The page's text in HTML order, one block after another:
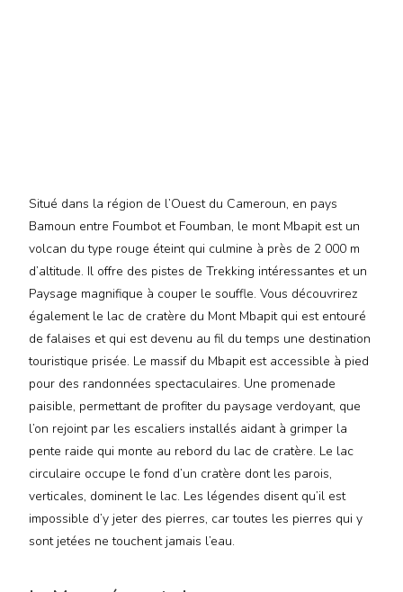
Situé dans la région de l’Ouest du Cameroun, en pays
Bamoun entre Foumbot et Foumban, le mont Mbapit est un
volcan du type rouge éteint qui culmine à près de 2 000 m
d’altitude. Il offre des pistes de Trekking intéressantes et un
Paysage magnifique à couper le souffle. Vous découvrirez
également le lac de cratère du Mont Mbapit qui est entouré
de falaises et qui est devenu au fil du temps une destination
touristique prisée. Le massif du Mbapit est accessible à pied
pour des randonnées spectaculaires. Une promenade
paisible, permettant de profiter du paysage verdoyant, que
l’on rejoint par les escaliers installés aidant à grimper la
pente raide qui monte au rebord du lac de cratère. Le lac
circulaire occupe le fond d’un cratère dont les parois,
verticales, dominent le lac. Les légendes disent qu’il est
impossible d’y jeter des pierres, car toutes les pierres qui y
sont jetées ne touchent jamais l’eau.